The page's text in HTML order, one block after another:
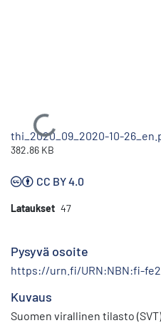
Ladataan...
thi_2020_09_2020-10-
382.86 KB
CC BY 4.0
Lataukset 47
Pysyvä osoite
https://urn.fi/URN:NBN:fi-
Kuvaus
Suomen virallinen tilasto (SVT)